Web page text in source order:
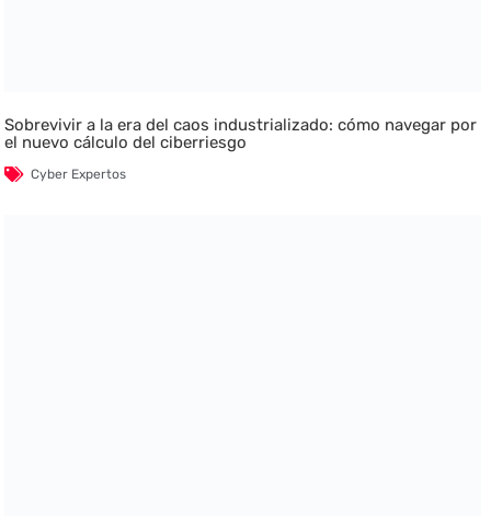
Sobrevivir a la era del caos industrializado: cómo navegar por
el nuevo cálculo del ciberriesgo
Cyber Expertos